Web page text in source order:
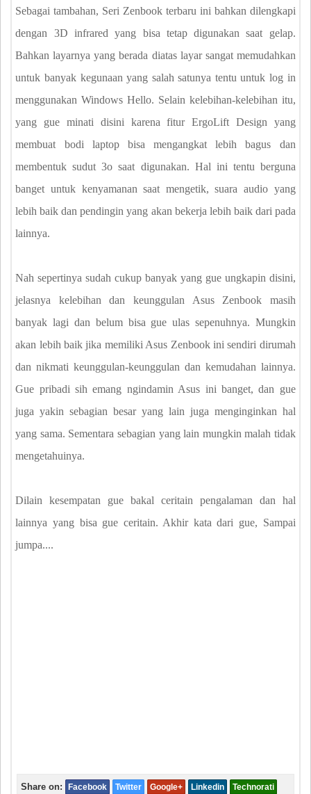
Sebagai tambahan, Seri Zenbook terbaru ini bahkan dilengkapi
dengan 3D infrared yang bisa tetap digunakan saat gelap.
Bahkan layarnya yang berada diatas layar sangat memudahkan
untuk banyak kegunaan yang salah satunya tentu untuk log in
menggunakan Windows Hello. Selain kelebihan-kelebihan itu,
yang gue minati disini karena fitur ErgoLift Design yang
membuat bodi laptop bisa mengangkat lebih bagus dan
membentuk sudut 3o saat digunakan. Hal ini tentu berguna
banget untuk kenyamanan saat mengetik, suara audio yang
lebih baik dan pendingin yang akan bekerja lebih baik dari pada
lainnya.
Nah sepertinya sudah cukup banyak yang gue ungkapin disini,
jelasnya kelebihan dan keunggulan Asus Zenbook masih
banyak lagi dan belum bisa gue ulas sepenuhnya. Mungkin
akan lebih baik jika memiliki Asus Zenbook ini sendiri dirumah
dan nikmati keunggulan-keunggulan dan kemudahan lainnya.
Gue pribadi sih emang ngindamin Asus ini banget, dan gue
juga yakin sebagian besar yang lain juga menginginkan hal
yang sama. Sementara sebagian yang lain mungkin malah tidak
mengetahuinya.
Dilain kesempatan gue bakal ceritain pengalaman dan hal
lainnya yang bisa gue ceritain. Akhir kata dari gue, Sampai
jumpa....
Share on: Facebook Twitter Google+ Linkedin
Technorati